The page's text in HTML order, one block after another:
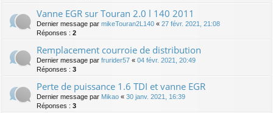
Vanne EGR sur Touran 2.0 l 140 2011
Dernier message par mikeTouran2L140 « 27 févr. 2021, 21:08
Réponses : 2
Remplacement courroie de distribution
Dernier message par frurider57 « 04 févr. 2021, 20:49
Réponses : 3
Perte de puissance 1.6 TDI et vanne EGR
Dernier message par Mikao « 30 janv. 2021, 16:39
Réponses : 3